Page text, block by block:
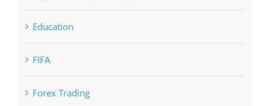
Education
FIFA
Forex Trading